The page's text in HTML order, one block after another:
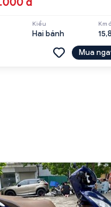
Kiểu
Hai bánh
Km
Mua